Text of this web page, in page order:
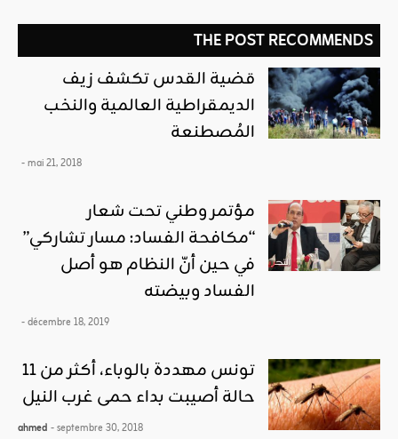
THE POST RECOMMENDS
قضية القدس تكشف زيف
الديمقراطية العالمية والنخب
المُصطنعة
- mai 21, 2018
مؤتمر وطني تحت شعار
“مكافحة الفساد: مسار تشاركي”
في حين أنّ النظام هو أصل
الفساد وبيضته
- décembre 18, 2019
تونس مهددة بالوباء، أكثر من 11
حالة أصيبت بداء حمى غرب النيل
ahmed - septembre 30, 2018